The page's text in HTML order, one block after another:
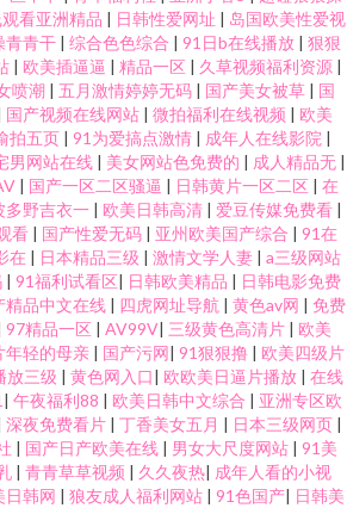
看亚洲精品 | 日韩性爱网址 | 岛国欧美性爱视
青青干 | 综合色色综合 | 91日b在线播放 | 狠狠
| 欧美插逼逼 | 精品一区 | 久草视频福利资源 |
喷潮 | 五月激情婷婷无码 | 国产美女被草 | 国
国产视频在线网站 | 微拍福利在线视频 | 欧美
拍五页 | 91为爱搞点激情 | 成年人在线影院 |
男网站在线 | 美女网站色免费的 | 成人精品无 |
| 国产一区二区骚逼 | 日韩黄片一区二区 | 在
多野吉衣一 | 欧美日韩高清 | 爱豆传媒免费看 |
看 | 国产性爱无码 | 亚州欧美国产综合 | 91在
在 | 日本精品三级 | 激情文学人妻 | a三级网站
| 91福利试看区| 日韩欧美精品 | 日韩电影免费
精品中文在线 | 四虎网址导航 | 黄色av网 | 免费
97精品一区 | AV99V| 三级黄色高清片 | 欧美
年轻的母亲 | 国产污网| 91狠狠撸 | 欧美四级片
放三级 | 黄色网入口| 欧欧美日逼片播放 | 在线
| 午夜福利88 | 欧美日韩中文综合 | 亚洲专区欧
深夜免费看片 | 丁香美女五月 | 日本三级网页 |
| 国产日产欧美在线 | 男女大尺度网站 | 91美
| 青青草草视频 | 久久夜热| 成年人看的小视
日韩网 | 狼友成人福利网站 | 91色国产| 日韩美